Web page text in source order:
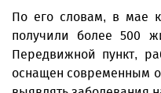
По его словам, в мае
получили более 500
Передвижной пункт,
оснащен современным